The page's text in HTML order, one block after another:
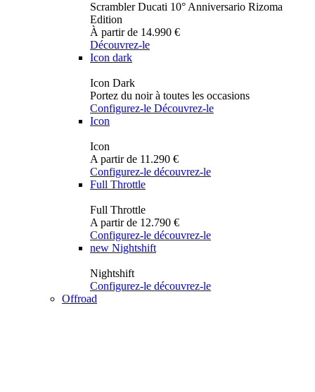
Scrambler Ducati 10° Anniversario Rizoma
Edition
À partir de 14.990 €
Découvrez-le
Icon dark
Icon Dark
Portez du noir à toutes les occasions
Configurez-le Découvrez-le
Icon
Icon
A partir de 11.290 €
Configurez-le découvrez-le
Full Throttle
Full Throttle
A partir de 12.790 €
Configurez-le découvrez-le
new Nightshift
Nightshift
Configurez-le découvrez-le
Offroad